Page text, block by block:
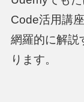
Code活用講
網羅的に解説
ります。